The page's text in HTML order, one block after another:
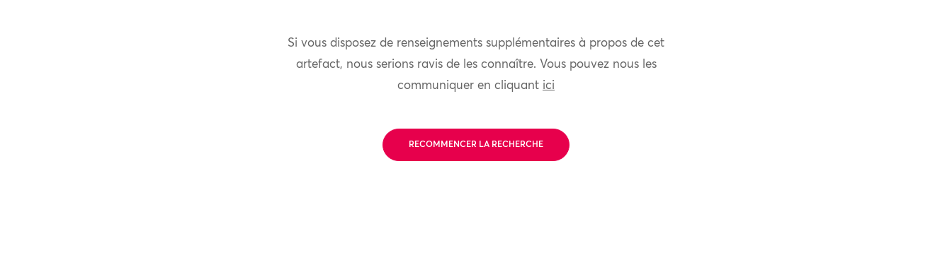
Si vous disposez de renseignements supplémentaires à propos de cet
artefact, nous serions ravis de les connaître. Vous pouvez nous les
communiquer en cliquant ici
RECOMMENCER LA RECHERCHE